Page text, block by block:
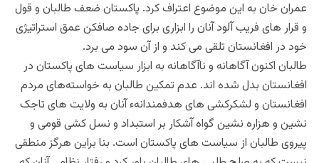
عمران خان به این موضوع اعتراف کرد. پاکستان ضعف طالبان و قول
و قرار های فریب آلود آنان را ابزاری برای جاده صافکن عمق استراتیژی
خود در افغانستان تلقی می کند و از آن سود می برد.
طالبان اکنون آگاهانه و ناآگاهانه به ابزار سیاست های پاکستان در
افغانستان بدل شده اند. عدم تمکین طالبان به خواسته‌های مردم
افغانستان و لشکرکشی های هدفمندانهء آنان به ولایت های تاجک
نشین و هزاره نشین گواه آشکار بر استبداد و نسل کشی قومی و
پیروی طالبان از سیاست های پاکستان است. بنا براین هرگز منطقی